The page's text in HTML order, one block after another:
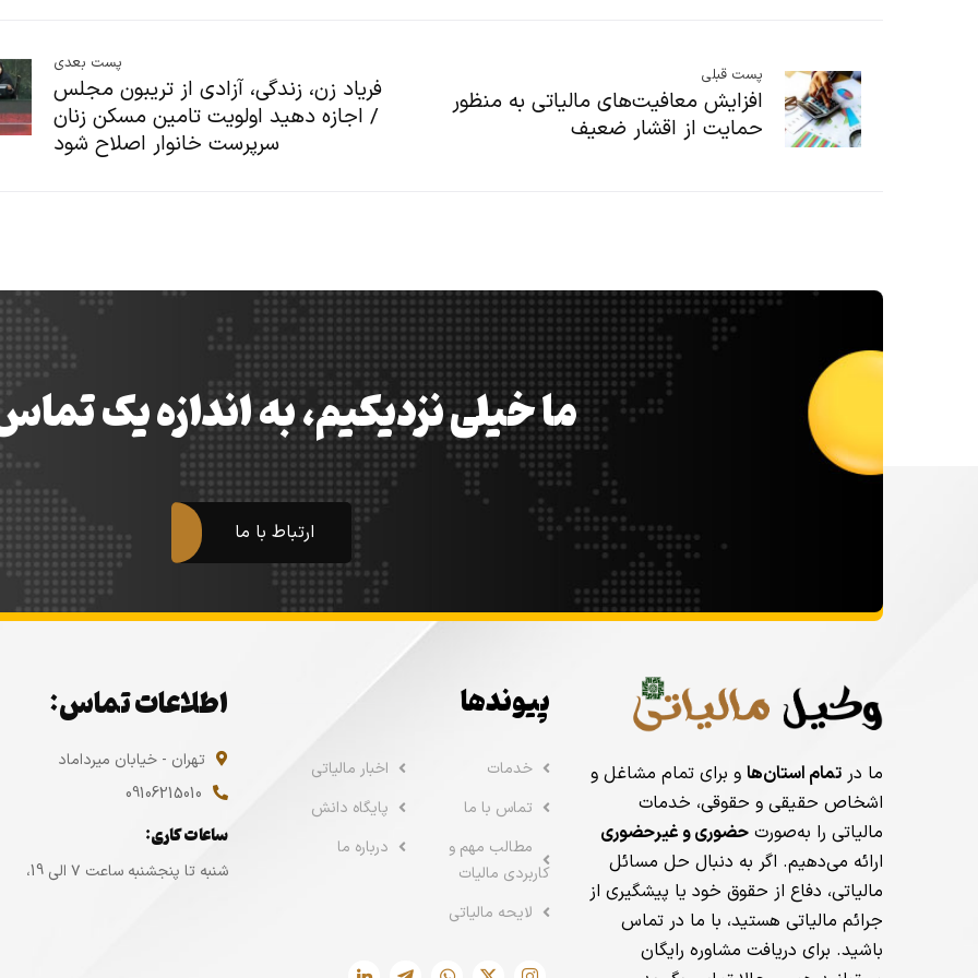
پست قبلی
افزایش معافیت‌های مالیاتی به منظور
حمایت از اقشار ضعیف
پست بعدی
فریاد زن، زندگی، آزادی از تریبون مجلس
/ اجازه دهید اولویت تامین مسکن زنان
سرپرست خانوار اصلاح شود
ما خیلی نزدیکیم، به اندازه یک
ارتباط با ما
ما در تمام استان‌ها و برای تمام مشاغل و
اشخاص حقیقی و حقوقی، خدمات
مالیاتی را به‌صورت حضوری و غیرحضوری
ارائه می‌دهیم. اگر به دنبال حل مسائل
مالیاتی، دفاع از حقوق خود یا پیشگیری از
جرائم مالیاتی هستید، با ما در تماس
باشید. برای دریافت مشاوره رایگان
پیوندها
خدمات
اخبار مالیاتی
تماس با ما
پایگاه دانش
مطالب مهم و
کاربردی مالیات
درباره ما
لایحه مالیاتی
اطلاعات تماس:
تهران - خیابان میرداماد
09106215010
ساعات کاری:
شنبه تا پنجشنبه ساعت ۷ الی 19،